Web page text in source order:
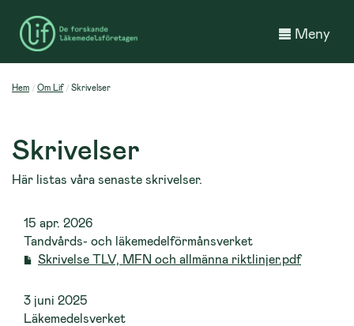
Meny
Hem Om Lif Skrivelser
Skrivelser
Här listas våra senaste skrivelser.
15 apr. 2026
Tandvårds- och läkemedelförmånsverket
Skrivelse TLV, MFN och allmänna riktlinjer.pdf
3 juni 2025
Läkemedelsverket